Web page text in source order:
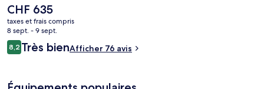
plage, une piscine extérieure en saison et une terrasse.
Le
prix
actuel
est
de
CHF 635
taxes et frais compris
8 sept. - 9 sept.
Avis
voyageurs
8,28,2 sur 10
Très bienAfficher 76 avis